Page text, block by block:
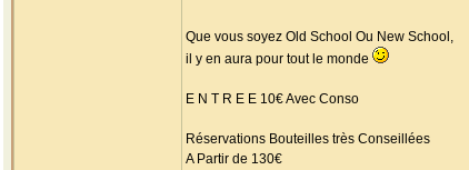
Que vous soyez Old School Ou New School,
il y en aura pour tout le monde
E N T R E E 10€ Avec Conso
Réservations Bouteilles très Conseillées
A Partir de 130€